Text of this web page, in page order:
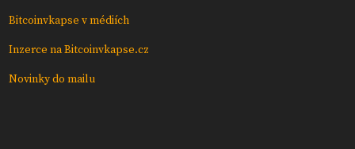
Bitcoinvkapse v médiích
Inzerce na Bitcoinvkapse.cz
Novinky do mailu